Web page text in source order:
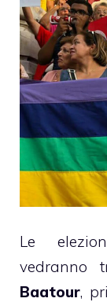
Le
vedranno
Baatour,